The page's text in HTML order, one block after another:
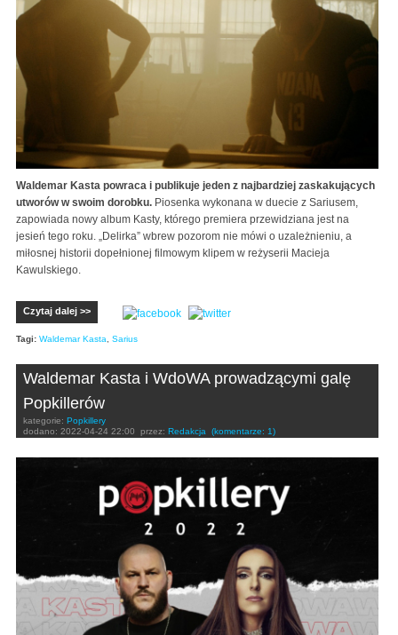
Waldemar Kasta powraca i publikuje jeden z najbardziej zaskakujących
utworów w swoim dorobku. Piosenka wykonana w duecie z Sariusem,
zapowiada nowy album Kasty, którego premiera przewidziana jest na
jesień tego roku. „Delirka” wbrew pozorom nie mówi o uzależnieniu, a
miłosnej historii dopełnionej filmowym klipem w reżyserii Macieja
Kawulskiego.
Czytaj dalej >>
Tagi: Waldemar Kasta Sarius
Waldemar Kasta i WdoWA prowadzącymi galę
Popkillerów
kategorie: Popkillery
dodano: 2022-04-24 22:00 przez: Redakcja (komentarze: 1)